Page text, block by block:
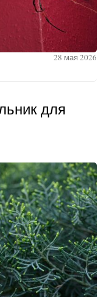
28 мая 2026
для